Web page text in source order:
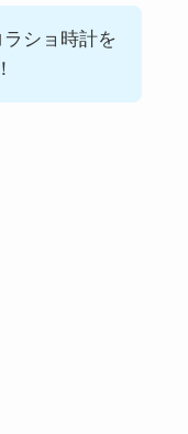
ショ時計を